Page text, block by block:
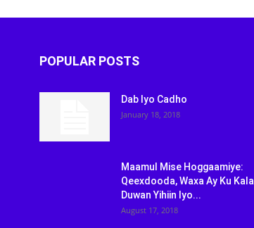
POPULAR POSTS
Dab Iyo Cadho
January 18, 2018
Maamul Mise Hoggaamiye:
Qeexdooda, Waxa Ay Ku Kala
Duwan Yihiin Iyo...
August 17, 2018